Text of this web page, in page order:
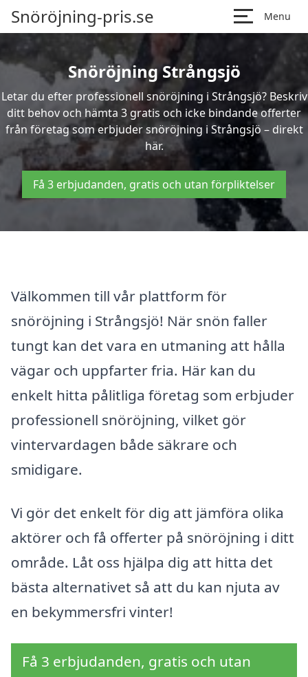
Snöröjning-pris.se Menu
Snöröjning Strångsjö
Letar du efter professionell snöröjning i Strångsjö? Beskriv
ditt behov och hämta 3 gratis och icke bindande offerter
från företag som erbjuder snöröjning i Strångsjö – direkt
här.
Få 3 erbjudanden, gratis och utan förpliktelser
Välkommen till vår plattform för
snöröjning i Strångsjö! När snön faller
tungt kan det vara en utmaning att hålla
vägar och uppfarter fria. Här kan du
enkelt hitta pålitliga företag som erbjuder
professionell snöröjning, vilket gör
vintervardagen både säkrare och
smidigare.
Vi gör det enkelt för dig att jämföra olika
aktörer och få offerter på snöröjning i ditt
område. Låt oss hjälpa dig att hitta det
bästa alternativet så att du kan njuta av
en bekymmersfri vinter!
Få 3 erbjudanden, gratis och utan